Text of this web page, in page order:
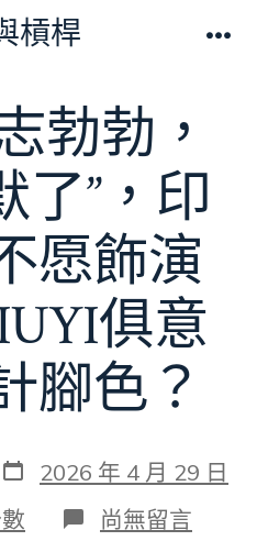
槓桿
勃勃，
了”，印
愿飾演
俱意
腳色？
發
表
日
期
2026 年 4 月 29 日
在
〈“印
尚無留言